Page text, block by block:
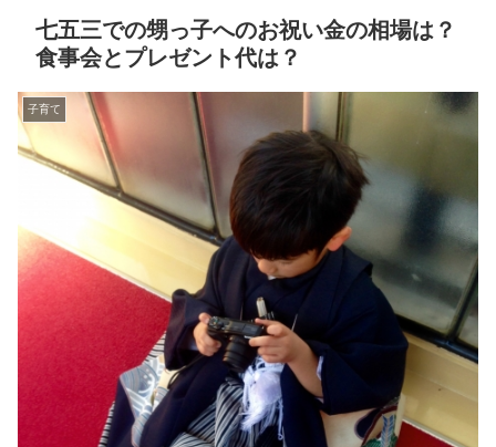
七五三での甥っ子へのお祝い金の相場は？
食事会とプレゼント代は？
子育て